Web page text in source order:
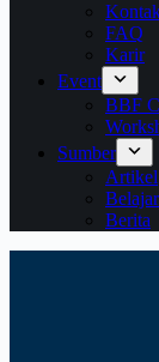
FAQ
Karir
Event
BBF
Sumber
Artikel
Berita